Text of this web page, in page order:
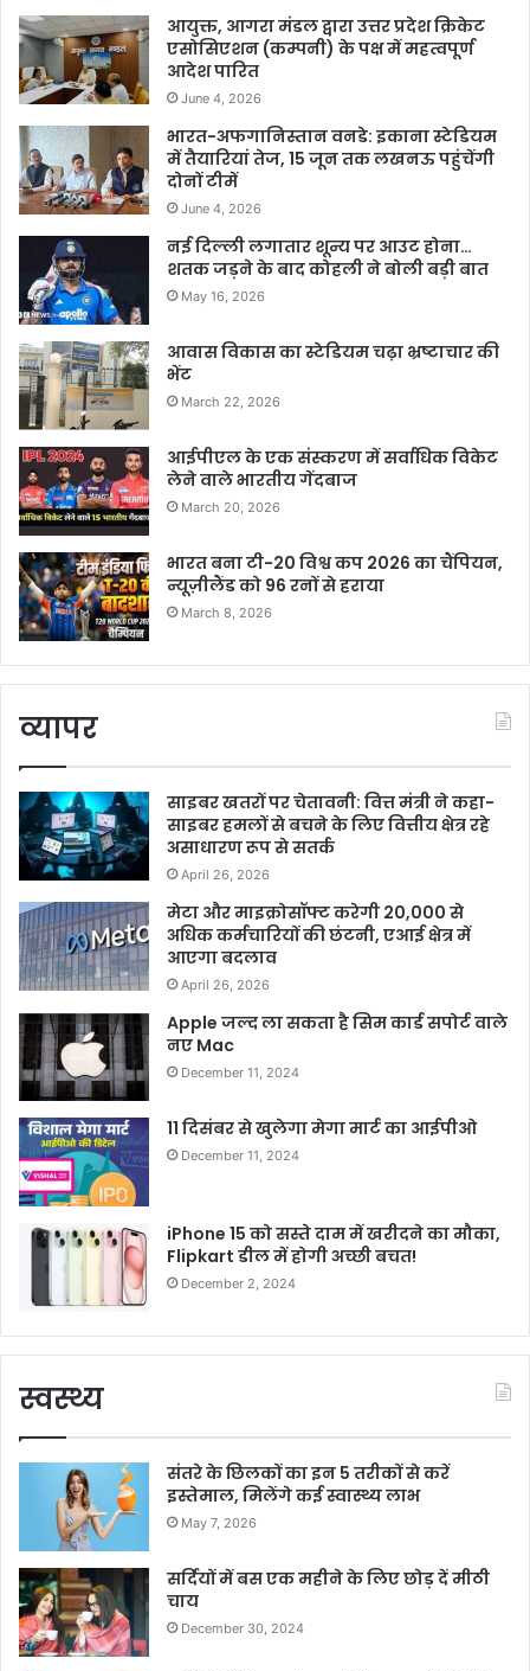
आयुक्त, आगरा मंडल द्वारा उत्तर प्रदेश क्रिकेट
एसोसिएशन (कम्पनी) के पक्ष में महत्वपूर्ण
आदेश पारित
June 4, 2026
भारत-अफगानिस्तान वनडे: इकाना स्टेडियम
में तैयारियां तेज, 15 जून तक लखनऊ पहुंचेंगी
दोनों टीमें
June 4, 2026
नई दिल्ली लगातार शून्य पर आउट होना…
शतक जड़ने के बाद कोहली ने बोली बड़ी बात
May 16, 2026
आवास विकास का स्टेडियम चढ़ा भ्रष्टाचार की
भेंट
March 22, 2026
आईपीएल के एक संस्करण में सर्वाधिक विकेट
लेने वाले भारतीय गेंदबाज
March 20, 2026
भारत बना टी-20 विश्व कप 2026 का चैंपियन,
न्यूज़ीलैंड को 96 रनों से हराया
March 8, 2026
व्यापर
साइबर खतरों पर चेतावनी: वित्त मंत्री ने कहा-
साइबर हमलों से बचने के लिए वित्तीय क्षेत्र रहे
असाधारण रूप से सतर्क
April 26, 2026
मेटा और माइक्रोसॉफ्ट करेगी 20,000 से
अधिक कर्मचारियों की छंटनी, एआई क्षेत्र में
आएगा बदलाव
April 26, 2026
Apple जल्द ला सकता है सिम कार्ड सपोर्ट वाले
नए Mac
December 11, 2024
11 दिसंबर से खुलेगा मेगा मार्ट का आईपीओ
December 11, 2024
iPhone 15 को सस्ते दाम में खरीदने का मौका,
Flipkart डील में होगी अच्छी बचत!
December 2, 2024
स्वस्थ्य
संतरे के छिलकों का इन 5 तरीकों से करें
इस्तेमाल, मिलेंगे कई स्वास्थ्य लाभ
May 7, 2026
सर्दियों में बस एक महीने के लिए छोड़ दें मीठी
चाय
December 30, 2024